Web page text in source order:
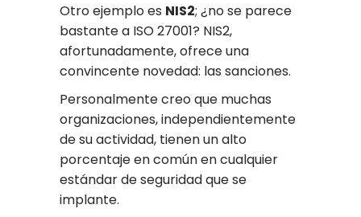
Otro ejemplo es NIS2; ¿no se parece
bastante a ISO 27001? NIS2,
afortunadamente, ofrece una
convincente novedad: las sanciones.
Personalmente creo que muchas
organizaciones, independientemente
de su actividad, tienen un alto
porcentaje en común en cualquier
estándar de seguridad que se
implante.